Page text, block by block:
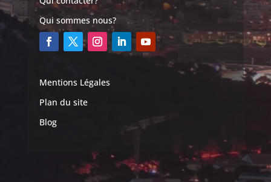
Qui sommes nous?
Mentions Légales
Plan du site
Blog